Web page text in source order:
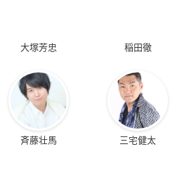
大塚芳忠 稲田徹
斉藤壮馬 三宅健太